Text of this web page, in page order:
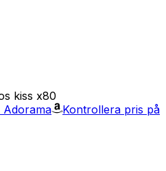
kiss x80
Kontrollera pris på